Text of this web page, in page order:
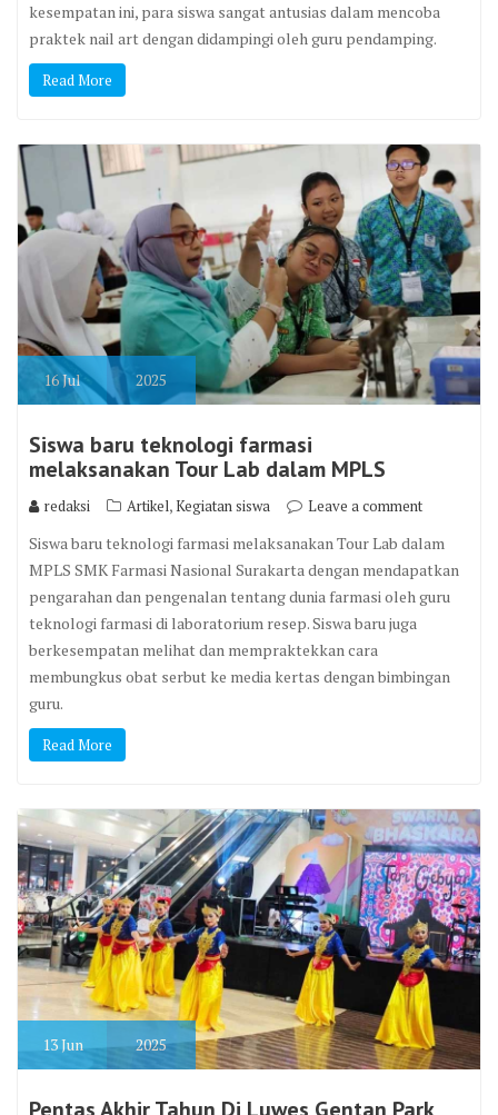
kesempatan ini, para siswa sangat antusias dalam mencoba
praktek nail art dengan didampingi oleh guru pendamping.
Read More
16Jul 2025
Siswa baru teknologi farmasi
melaksanakan Tour Lab dalam MPLS
redaksi Artikel,Kegiatan siswa Leave a comment
Siswa baru teknologi farmasi melaksanakan Tour Lab dalam
MPLS SMK Farmasi Nasional Surakarta dengan mendapatkan
pengarahan dan pengenalan tentang dunia farmasi oleh guru
teknologi farmasi di laboratorium resep. Siswa baru juga
berkesempatan melihat dan mempraktekkan cara
membungkus obat serbut ke media kertas dengan bimbingan
guru.
Read More
13Jun 2025